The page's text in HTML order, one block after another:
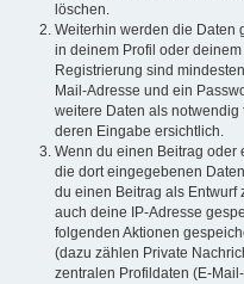
löschen.
Weiterhin werden die Daten
in deinem Profil oder
Registrierung sind
Mail-Adresse und ein
weitere Daten als
deren Eingabe ersichtlich.
Wenn du einen Beitrag oder
die dort eingegebenen
du einen Beitrag als Entwurf
auch deine IP-Adresse
folgenden Aktionen
(dazu zählen Private
zentralen Profildaten (E-